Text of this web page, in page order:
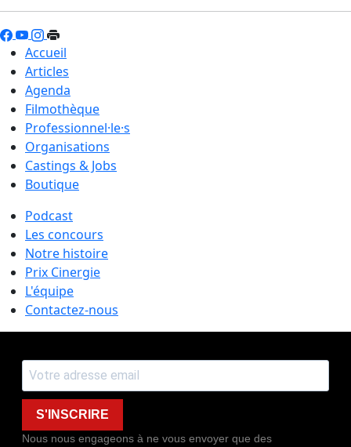
Accueil
Articles
Agenda
Filmothèque
Professionnel·le·s
Organisations
Castings & Jobs
Boutique
Podcast
Les concours
Notre histoire
Prix Cinergie
L'équipe
Contactez-nous
S'INSCRIRE
Nous nous engageons à ne vous envoyer que des